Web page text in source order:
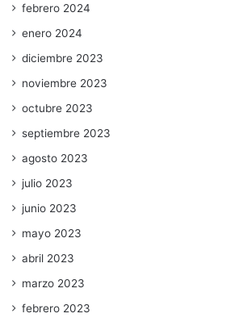
febrero 2024
enero 2024
diciembre 2023
noviembre 2023
octubre 2023
septiembre 2023
agosto 2023
julio 2023
junio 2023
mayo 2023
abril 2023
marzo 2023
febrero 2023